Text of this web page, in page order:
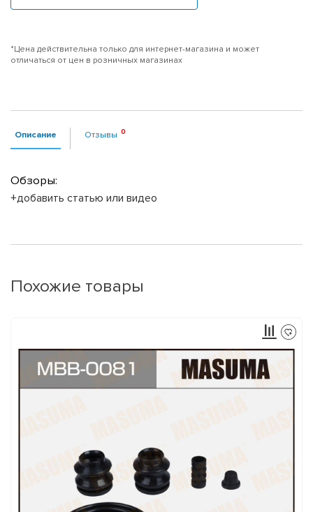
*Цена действительна только для интернет-магазина и может
отличаться от цен в розничных магазинах
Описание Отзывы
Обзоры:
+добавить статью или видео
Похожие товары